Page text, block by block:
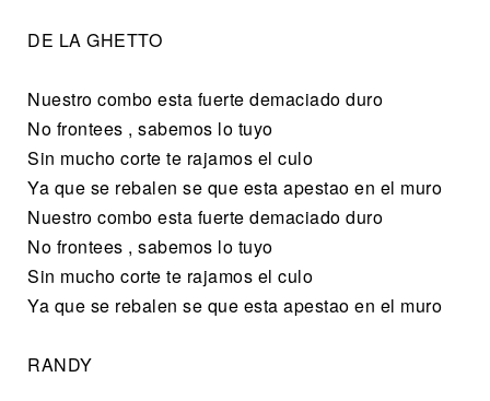
DE LA GHETTO
Nuestro combo esta fuerte demaciado duro
No frontees , sabemos lo tuyo
Sin mucho corte te rajamos el culo
Ya que se rebalen se que esta apestao en el muro
Nuestro combo esta fuerte demaciado duro
No frontees , sabemos lo tuyo
Sin mucho corte te rajamos el culo
Ya que se rebalen se que esta apestao en el muro
RANDY